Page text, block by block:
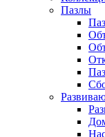
Пазлы